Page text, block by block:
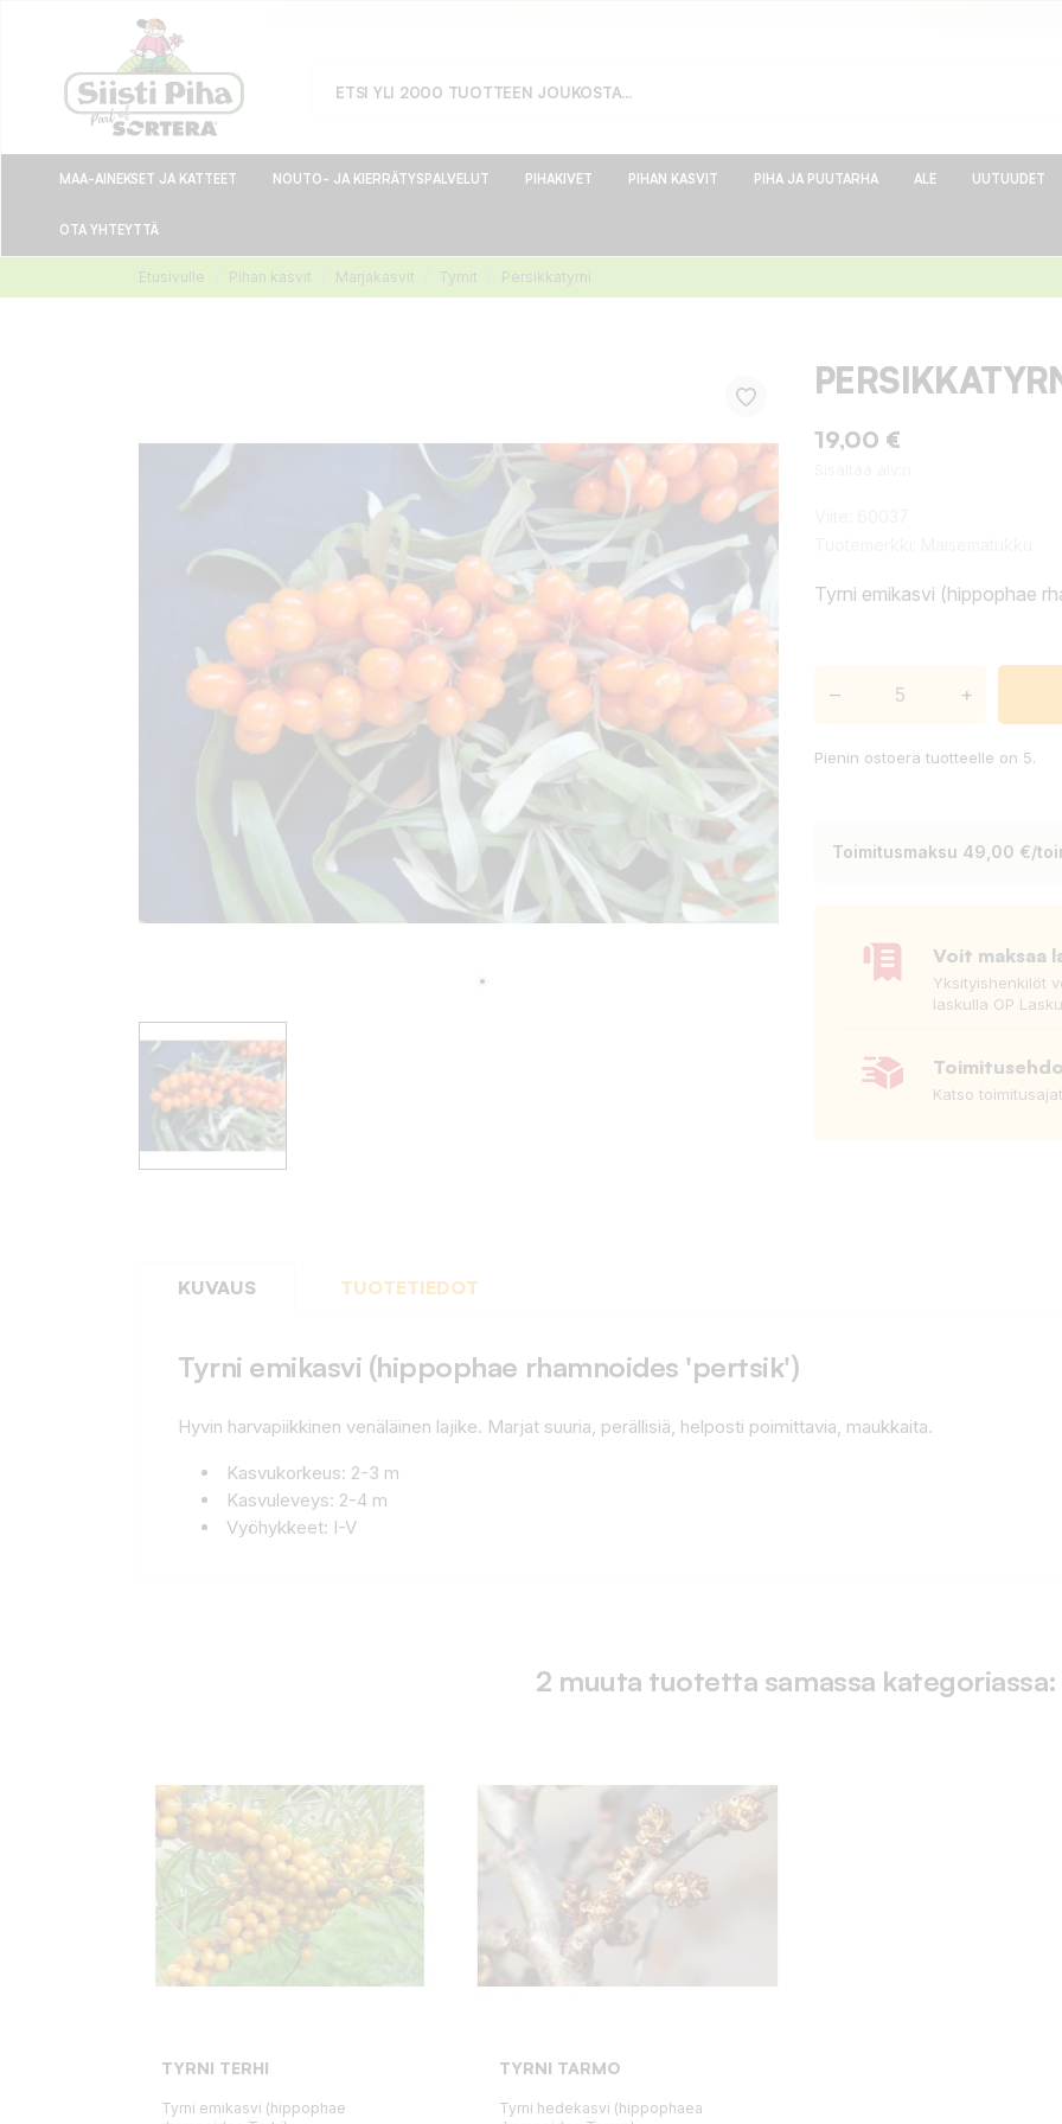
MAA-AINEKSET JA KATTEET NOUTO- JA KIERRÄTYSPALVELUT PIHAKIVET PIHAN KASVIT PIHA JA PUUTARHA ALE UUTUUDET
OTA YHTEYTTÄ
Etusivulle Pihan kasvit Marjakasvit Tyrnit Persikkatyrni
19,00 €
Tyrni emikasvi (hippophae
– +
Pienin ostoerä tuotteelle on 5.
Toimitusmaksu 49,00 €/
Voit maksaa
Yksityishenkilöt
laskulla OP
Katso
KUVAUS TUOTETIEDOT
Tyrni emikasvi (hippophae rhamnoides 'pertsik')
Hyvin harvapiikkinen venäläinen lajike. Marjat suuria, perällisiä, helposti poimittavia, maukkaita.
Kasvukorkeus: 2-3 m
Kasvuleveys: 2-4 m
Vyöhykkeet: I-V
2 muuta tuotetta samassa kategoriassa:
TYRNI TERHI
Tyrni emikasvi (hippophae
TYRNI TARMO
Tyrni hedekasvi (hippophaea